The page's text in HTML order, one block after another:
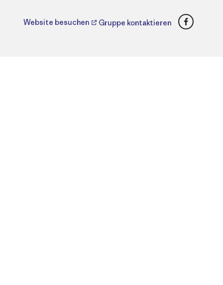
Website besuchen Gruppe kontaktieren